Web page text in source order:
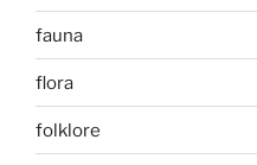
fauna
flora
folklore